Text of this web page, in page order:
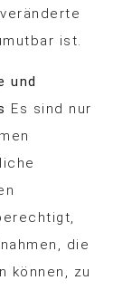
ist.
und
Es sind nur
die
können, zu